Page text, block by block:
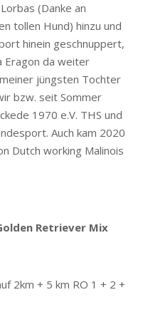
(Danke an
tollen Hund) hinzu und
hinein geschnuppert,
Eragon da weiter
jüngsten Tochter
bzw. seit Sommer
1970 e.V. THS und
Auch kam 2020
Dutch working Malinois
Retriever Mix
2km + 5 km RO 1 + 2 +